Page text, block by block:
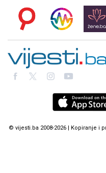
© vijesti.ba 2008-2026 | Kopiranje i